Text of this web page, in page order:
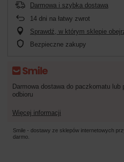
Darmowa i szybka dostawa
14 dni na łatwy zwrot
Sprawdź, w którym sklepie
Bezpieczne zakupy
Darmowa dostawa do paczkomatu lub
odbioru
Więcej informacji
Smile - dostawy ze sklepów internetowych
darmo.